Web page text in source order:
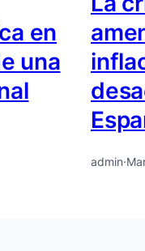
en
una
admin·